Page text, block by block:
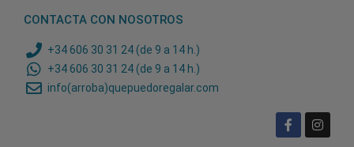
CONTACTA CON NOSOTROS
+34 606 30 31 24 (de 9 a 14 h.)
+34 606 30 31 24 (de 9 a 14 h.)
info(arroba)quepuedoregalar.com